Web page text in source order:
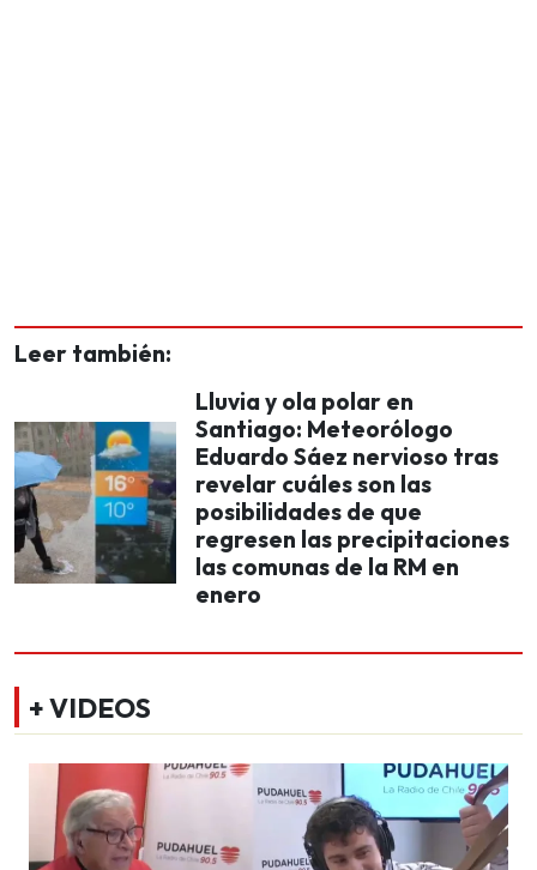
Leer también:
Lluvia y ola polar en
Santiago: Meteorólogo
Eduardo Sáez nervioso tras
revelar cuáles son las
posibilidades de que
regresen las precipitaciones
las comunas de la RM en
enero
+ VIDEOS